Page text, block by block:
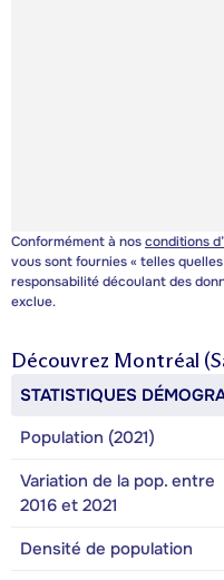
Conformément à nosconditions
vous sont fournies « telles
responsabilité découlant des
exclue.
Découvrez Montréal
STATISTIQUES
Population (2021)
Variation de la pop. entre
2016 et 2021
Densité de population